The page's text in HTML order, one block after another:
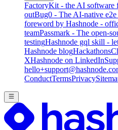
FactoryKit - the AI software
outBug0 - The AI-native
foreword by Hashnode -
teamPassmark - The open-
testingHashnode gql skill -
Hashnode blogHackathons
XHashnode on LinkedIn
ConductTermsPrivacy